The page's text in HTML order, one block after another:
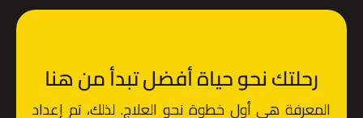
رحلتك نحو حياة أفضل تبدأ من هنا
المعرفة هي أول خطوة نحو العلاج. لذلك، تم إعداد